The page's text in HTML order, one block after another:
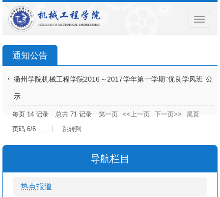
导
通知公告
衢州学院机械工程学院2016～2017学年第一学期“优良学风班”公
示
每页 14 记录 总共 71 记录 第一页 <<上一页 下一页>>
尾页
页码 6/6 跳转到
导航栏目
热点报道